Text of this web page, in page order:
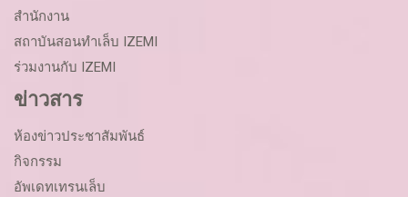
สำนักงาน
สถาบันสอนทำเล็บ IZEMI
ร่วมงานกับ IZEMI
ข่าวสาร
ห้องข่าวประชาสัมพันธ์
กิจกรรม
อัพเดทเทรนเล็บ